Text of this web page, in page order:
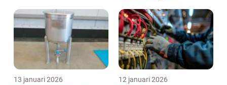
13 januari 2026 12 januari 2026